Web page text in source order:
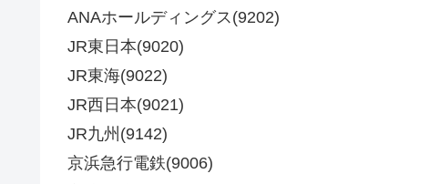
ANAホールディングス(9202)
JR東日本(9020)
JR東海(9022)
JR西日本(9021)
JR九州(9142)
京浜急行電鉄(9006)